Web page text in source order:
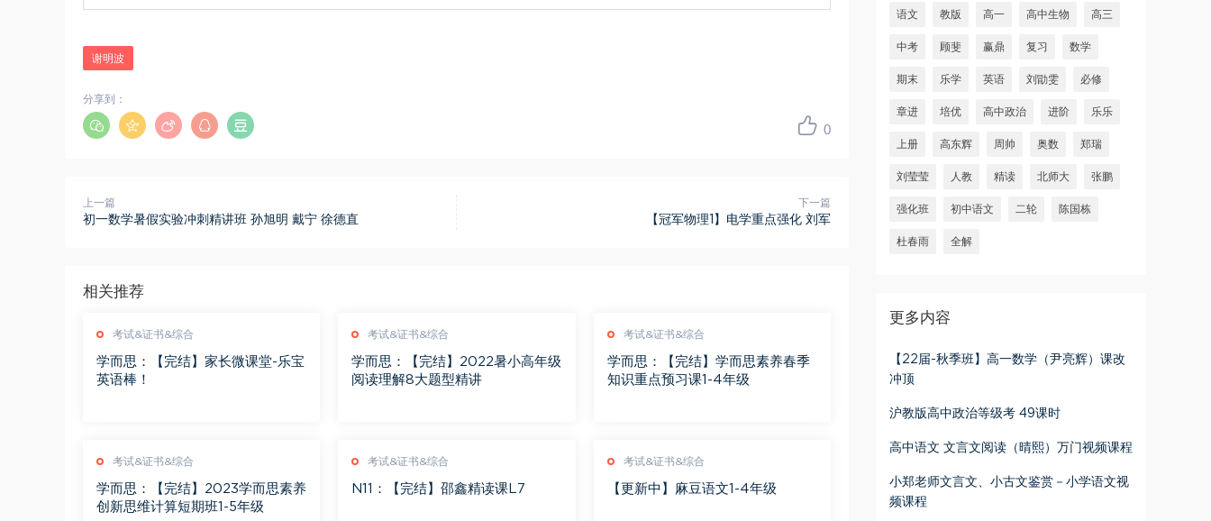
谢明波
0
分享到：
上一篇
初一数学暑假实验冲刺精讲班 孙旭明 戴宁 徐德直
下一篇
【冠军物理1】电学重点强化 刘军
相关推荐
考试&证书&综合
学而思：【完结】家长微课堂-乐宝
英语棒！
考试&证书&综合
学而思：【完结】2022暑小高年级
阅读理解8大题型精讲
考试&证书&综合
学而思：【完结】学而思素养春季
知识重点预习课1-4年级
考试&证书&综合
学而思：【完结】2023学而思素养
创新思维计算短期班1-5年级
考试&证书&综合
N11：【完结】邵鑫精读课L7
考试&证书&综合
【更新中】麻豆语文1-4年级
语文 教版 高一 高中生物 高三
中考 顾斐 赢鼎 复习 数学
期末 乐学 英语 刘勖雯 必修
章进 培优 高中政治 进阶 乐乐
上册 高东辉 周帅 奥数 郑瑞
刘莹莹 人教 精读 北师大 张鹏
强化班 初中语文 二轮 陈国栋
杜春雨 全解
更多内容
【22届-秋季班】高一数学（尹亮辉）课改
冲顶
沪教版高中政治等级考 49课时
高中语文 文言文阅读（晴熙）万门视频课程
小郑老师文言文、小古文鉴赏－小学语文视
频课程